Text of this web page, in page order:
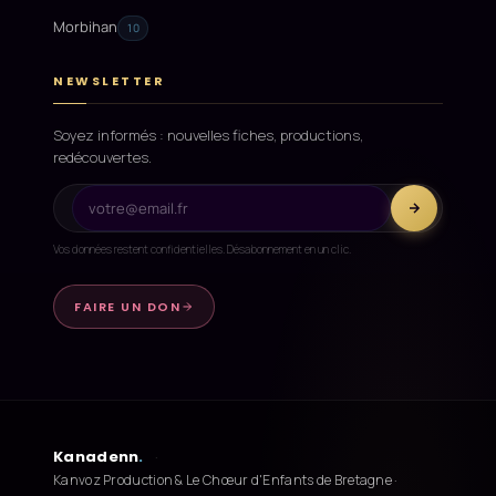
Morbihan 10
NEWSLETTER
Soyez informés : nouvelles fiches, productions,
redécouvertes.
Vos données restent confidentielles. Désabonnement en un clic.
FAIRE UN DON
Kanadenn.
·
Kanvoz Production & Le Chœur d'Enfants de Bretagne ·